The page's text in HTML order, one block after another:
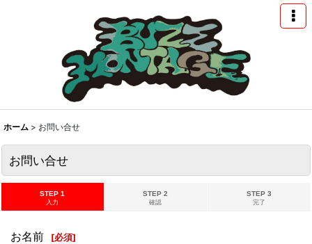
ホーム > お問い合せ
お問い合せ
STEP 1
入力
STEP 2
確認
STEP 3
完了
お名前 [必須]